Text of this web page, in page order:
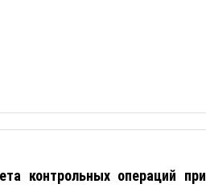
контрольных операций при